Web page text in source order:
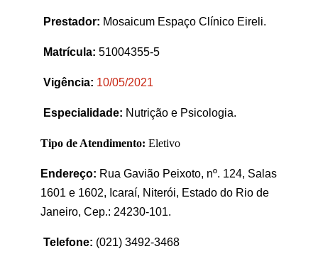
Prestador: Mosaicum Espaço Clínico Eireli.
Matrícula: 51004355-5
Vigência: 10/05/2021
Especialidade: Nutrição e Psicologia.
Tipo de Atendimento: Eletivo
Endereço: Rua Gavião Peixoto, nº. 124, Salas
1601 e 1602, Icaraí, Niterói, Estado do Rio de
Janeiro, Cep.: 24230-101.
Telefone: (021) 3492-3468